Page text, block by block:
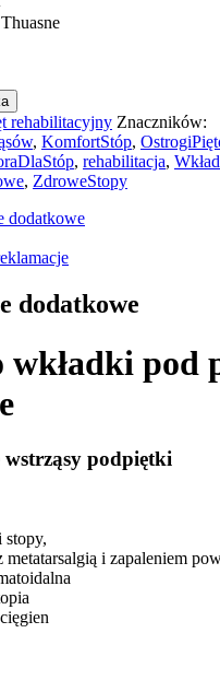
Thuasne
rehabilitacyjny Znaczników:
, KomfortStóp,
, rehabilitacja,
, ZdroweStopy
dodatkowe
dodatkowe
wkładki pod
podpiętki
metatarsalgią i zapaleniem